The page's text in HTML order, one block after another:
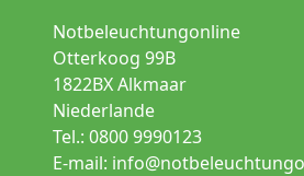
Notbeleuchtungonline
Otterkoog 99B
1822BX Alkmaar
Niederlande
Tel.: 0800 9990123
E-mail: